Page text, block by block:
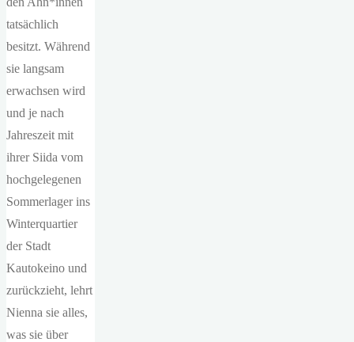
tatsächlich
besitzt. Während
sie langsam
erwachsen wird
und je nach
Jahreszeit mit
ihrer Siida vom
hochgelegenen
Sommerlager ins
Winterquartier
der Stadt
Kautokeino und
zurückzieht, lehrt
Nienna sie alles,
was sie über